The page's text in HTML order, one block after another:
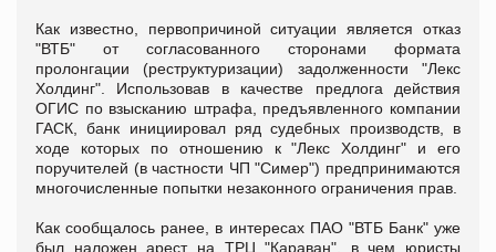
Как известно, первопричиной ситуации является отказ
"ВТБ" от согласованного сторонами формата
пролонгации (реструктуризации) задолженности "Лекс
Холдинг". Использовав в качестве предлога действия
ОГИС по взысканию штрафа, предъявленного компании
ГАСК, банк инициировал ряд судебных производств, в
ходе которых по отношению к "Лекс Холдинг" и его
поручителей (в частности ЧП "Симер") предпринимаются
многочисленные попытки незаконного ограничения прав.
Как сообщалось ранее, в интересах ПАО "ВТБ Банк" уже
был наложен арест на ТРЦ "Караван", в чем юристы